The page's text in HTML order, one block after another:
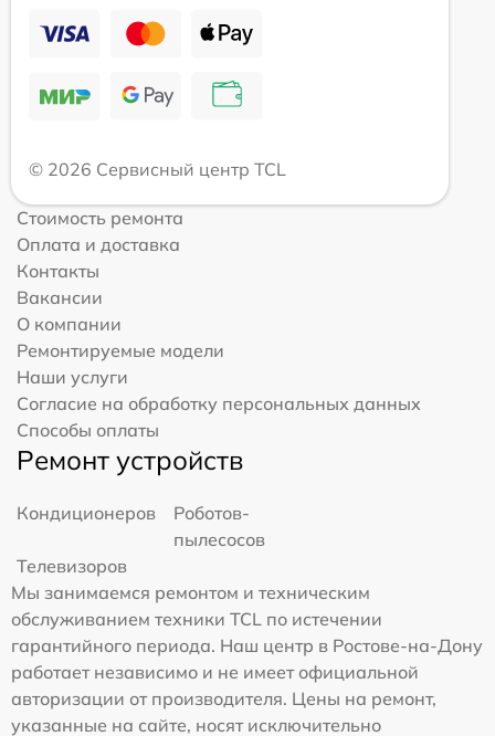
© 2026 Сервисный центр TCL
Стоимость ремонта
Оплата и доставка
Контакты
Вакансии
О компании
Ремонтируемые модели
Наши услуги
Согласие на обработку персональных данных
Способы оплаты
Ремонт устройств
Кондиционеров
Роботов-
пылесосов
Телевизоров
Мы занимаемся ремонтом и техническим
обслуживанием техники TCL по истечении
гарантийного периода. Наш центр в Ростове-на-Дону
работает независимо и не имеет официальной
авторизации от производителя. Цены на ремонт,
указанные на сайте, носят исключительно